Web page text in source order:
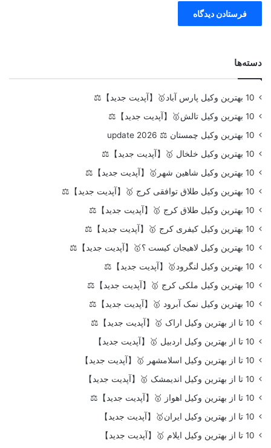
دسته‌ها
10 بهترین وکیل پارس آباد🥇【آپدیت جدید】⚖️
10 بهترین وکیل تالش🥇【آپدیت جدید】⚖️
10 بهترین وکیل چمستان ⚖️ update 2026
10 بهترین وکیل خلخال 🥇【آپدیت جدید】⚖️
10 بهترین وکیل شاهین شهر🥇【آپدیت جدید】⚖️
10 بهترین وکیل طلاق توافقی کرج 🥇【آپدیت جدید】⚖️
10 بهترین وکیل طلاق کرج 🥇【آپدیت جدید】⚖️
10 بهترین وکیل کیفری کرج 🥇【آپدیت جدید】⚖️
10 بهترین وکیل لاهیجان کیست ؟🥇【آپدیت جدید】⚖️
10 بهترین وکیل لنگرود🥇【آپدیت جدید】⚖️
10 بهترین وکیل ملکی کرج 🥇【آپدیت جدید】⚖️
10 بهترین وکیل نمک آبرود 🥇【آپدیت جدید】⚖️
10 تا از بهترین وکیل اراک 🥇【آپدیت جدید】⚖️
10 تا از بهترین وکیل اردبیل 🥇【آپدیت جدید】
10 تا از بهترین وکیل اسلامشهر 🥇【آپدیت جدید】
10 تا از بهترین وکیل اندیمشک 🥇【آپدیت جدید】
10 تا از بهترین وکیل اهواز 🥇【آپدیت جدید】⚖️
10 تا از بهترین وکیل ایران🥇【آپدیت جدید】
10 تا از بهترین وکیل ایلام 🥇【آپدیت جدید】